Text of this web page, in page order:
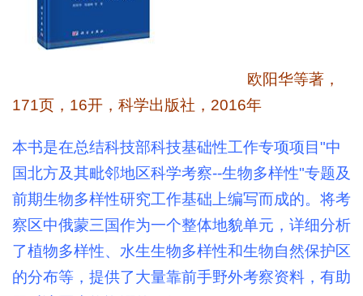
欧阳华等著，
171页， 16开，科学出版社， 2016年
本书是在总结科技部科技基础性工作专项项目 "中
国北方及其毗邻地区科学考察--生物多样性"专题及
前期生物多样性研究工作基础上编写而成的。将考
察区中俄蒙三国作为一个整体地貌单元，详细分析
了植物多样性、水生生物多样性和生物自然保护区
的分布等，提供了大量靠前手野外考察资料，有助